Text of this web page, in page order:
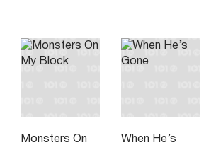
Monsters On
When He’s